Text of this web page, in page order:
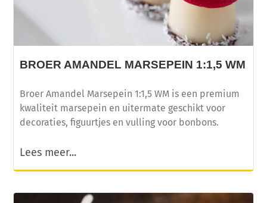
BROER AMANDEL MARSEPEIN 1:1,5 WM
Broer Amandel Marsepein 1:1,5 WM is een premium
kwaliteit marsepein en uitermate geschikt voor
decoraties, figuurtjes en vulling voor bonbons.
Lees meer...